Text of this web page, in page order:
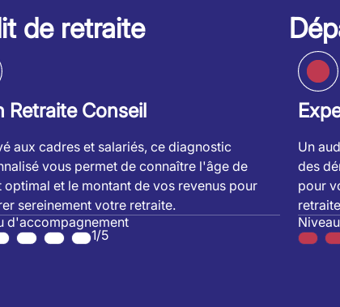
de retraite
Retraite Conseil
aux cadres et salariés, ce diagnostic
vous permet de connaître l'âge de
optimal et le montant de vos revenus pour
sereinement votre retraite.
d'accompagnement
1/5
Un
des
pour